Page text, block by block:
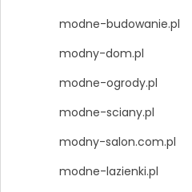
modne-budowanie.pl
modny-dom.pl
modne-ogrody.pl
modne-sciany.pl
modny-salon.com.pl
modne-lazienki.pl